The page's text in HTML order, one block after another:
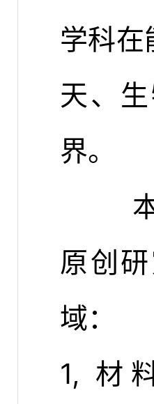
学科在
天、
界。
本刊
原创
域：
1, 材